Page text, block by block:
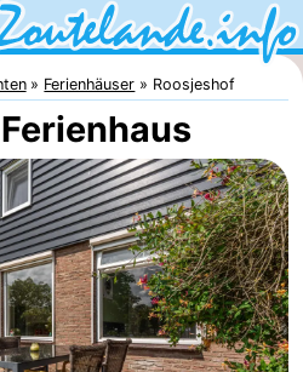
Ferienhäuser Roosjeshof